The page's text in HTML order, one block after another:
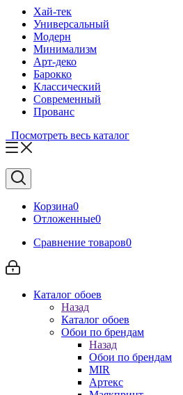
Хай-тек
Универсальный
Модерн
Минимализм
Арт-деко
Барокко
Классический
Современный
Прованс
Посмотреть весь каталог
Корзина0
Отложенные0
Сравнение товаров0
Каталог обоев
Назад
Каталог обоев
Обои по брендам
Назад
Обои по брендам
MIR
Артекс